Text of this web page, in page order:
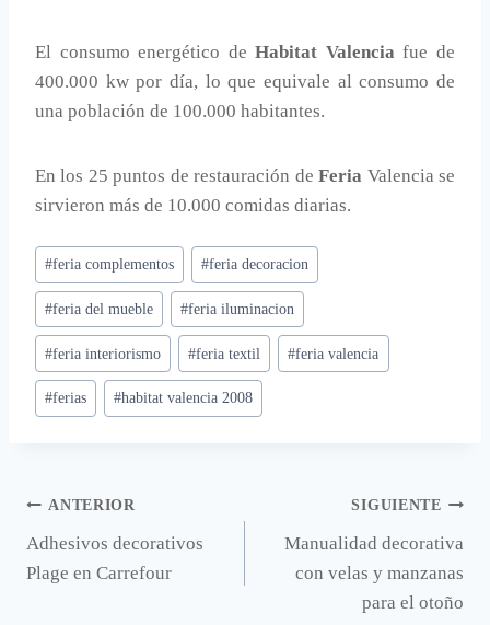
El consumo energético deHabitat Valencia fue de
400.000 kw por día, lo que equivale al consumo de
una población de 100.000 habitantes.
En los 25 puntos de restauración deFeria Valencia se
sirvieron más de 10.000 comidas diarias.
Etiquetas
de
la
entrada:
#feria complementos #feria decoracion
#feria del mueble #feria iluminacion
#feria interiorismo #feria textil #feria valencia
#ferias #habitat valencia 2008
Navegación
de
ANTERIOR
Adhesivos decorativos
Plage en Carrefour
SIGUIENTE
Manualidad decorativa
con velas y manzanas
para el otoño